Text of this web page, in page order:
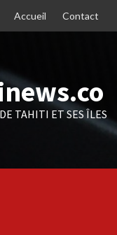
Accueil Contact
TAHITI ET SES ÎLES